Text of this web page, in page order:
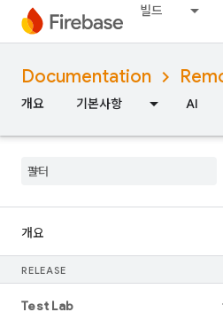
빌드
Documentation
개요 기본사항 AI
개요
RELEASE
Test Lab